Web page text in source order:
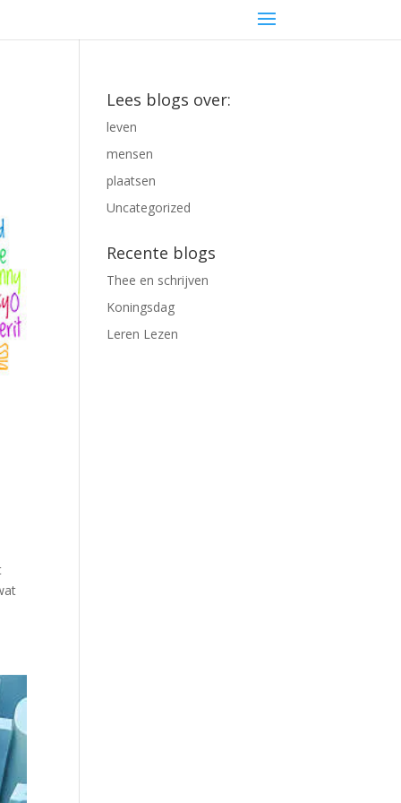
Lees blogs over:
leven
mensen
plaatsen
Uncategorized
Recente blogs
Thee en schrijven
Koningsdag
Leren Lezen